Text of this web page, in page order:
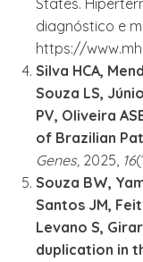
States.
diagnóstico e
https://
Silva HCA,
Souza LS,
PV, Oliveira
of Brazilian
Genes, 2025, 16
Souza BW,
Santos JM,
Levano S,
duplication in